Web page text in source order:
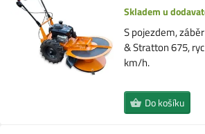
Skladem u
S pojezdem,
& Stratton 675,
km/h.
Do košíku